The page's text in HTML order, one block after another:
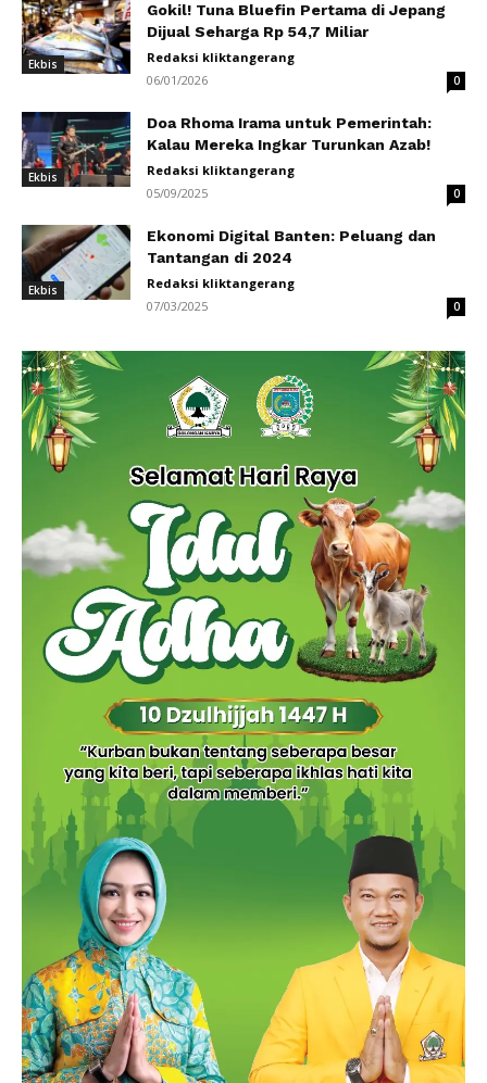
Ekbis
Gokil! Tuna Bluefin Pertama di Jepang
Dijual Seharga Rp 54,7 Miliar
Redaksi kliktangerang
06/01/2026
0
Ekbis
Doa Rhoma Irama untuk Pemerintah:
Kalau Mereka Ingkar Turunkan Azab!
Redaksi kliktangerang
05/09/2025
0
Ekbis
Ekonomi Digital Banten: Peluang dan
Tantangan di 2024
Redaksi kliktangerang
07/03/2025
0